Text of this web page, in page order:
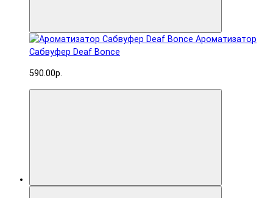
Ароматизатор
Сабвуфер Deaf Bonce
590.00р.